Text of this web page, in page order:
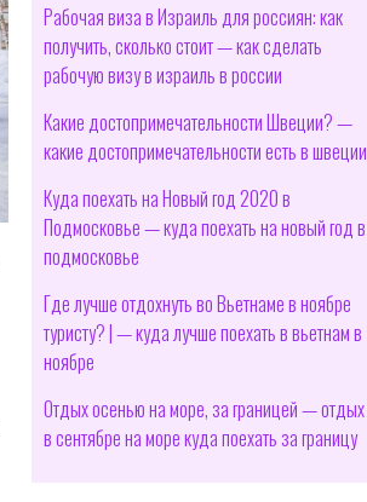
Рабочая виза в Израиль для россиян: как
получить, сколько стоит — как сделать
рабочую визу в израиль в россии
Какие достопримечательности Швеции? —
какие достопримечательности есть в швеции
Куда поехать на Новый год 2020 в
Подмосковье — куда поехать на новый год в
подмосковье
Где лучше отдохнуть во Вьетнаме в ноябре
туристу? | — куда лучше поехать в вьетнам в
ноябре
Отдых осенью на море, за границей — отдых
в сентябре на море куда поехать за границу